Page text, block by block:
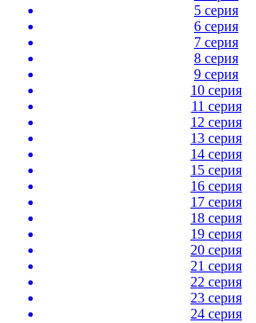
5 серия
6 серия
7 серия
8 серия
9 серия
10 серия
11 серия
12 серия
13 серия
14 серия
15 серия
16 серия
17 серия
18 серия
19 серия
20 серия
21 серия
22 серия
23 серия
24 серия